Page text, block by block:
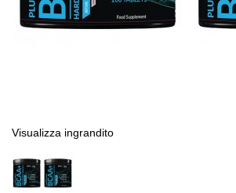
Visualizza ingrandito